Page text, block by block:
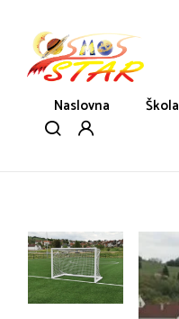
Naslovna Škola